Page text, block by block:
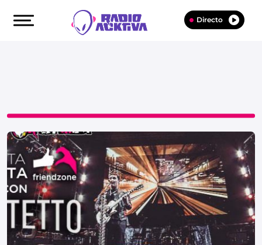
Directo